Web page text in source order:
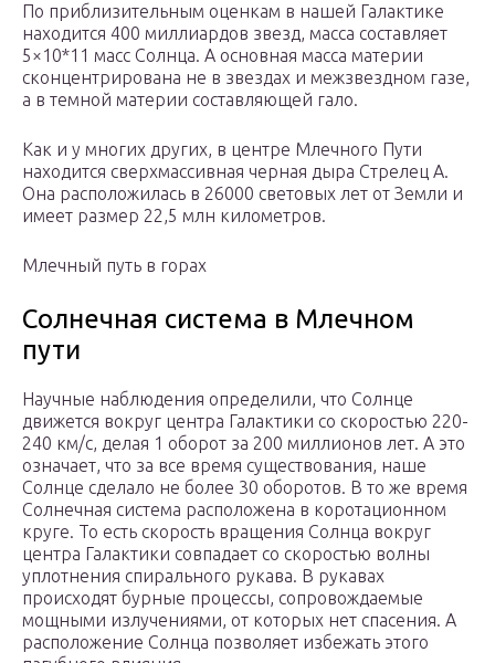
По приблизительным оценкам в нашей Галактике
находится 400 миллиардов звезд, масса составляет
5×10*11 масс Солнца. А основная масса материи
сконцентрирована не в звездах и межзвездном газе,
а в темной материи составляющей гало.
Как и у многих других, в центре Млечного Пути
находится сверхмассивная черная дыра Стрелец A.
Она расположилась в 26000 световых лет от Земли и
имеет размер 22,5 млн километров.
Млечный путь в горах
Солнечная система в Млечном
пути
Научные наблюдения определили, что Солнце
движется вокруг центра Галактики со скоростью 220-
240 км/с, делая 1 оборот за 200 миллионов лет. А это
означает, что за все время существования, наше
Солнце сделало не более 30 оборотов. В то же время
Солнечная система расположена в коротационном
круге. То есть скорость вращения Солнца вокруг
центра Галактики совпадает со скоростью волны
уплотнения спирального рукава. В рукавах
происходят бурные процессы, сопровождаемые
мощными излучениями, от которых нет спасения. А
расположение Солнца позволяет избежать этого